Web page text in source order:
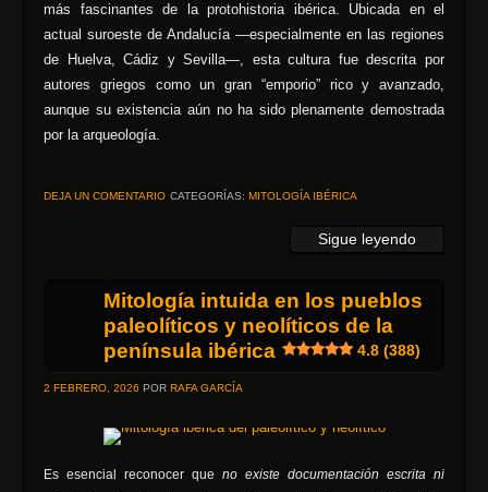
más fascinantes de la protohistoria ibérica. Ubicada en el
actual suroeste de Andalucía —especialmente en las regiones
de Huelva, Cádiz y Sevilla—, esta cultura fue descrita por
autores griegos como un gran “emporio” rico y avanzado,
aunque su existencia aún no ha sido plenamente demostrada
por la arqueología.
Sigue leyendo
DEJA UN COMENTARIO CATEGORÍAS: MITOLOGÍA IBÉRICA
Mitología intuida en los pueblos
paleolíticos y neolíticos de la
península ibérica
4.8 (388)
2 FEBRERO, 2026 POR RAFA GARCÍA
Es esencial reconocer que no existe documentación escrita ni